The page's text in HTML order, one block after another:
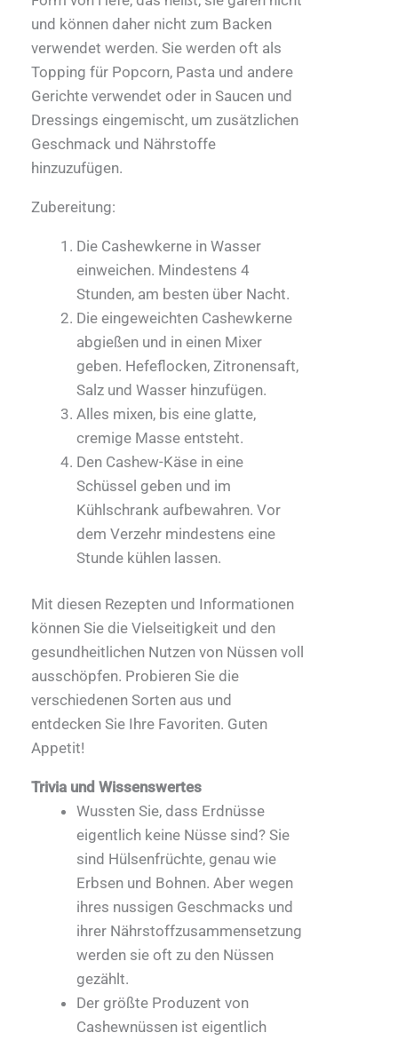
und können daher nicht zum Backen
verwendet werden. Sie werden oft als
Topping für Popcorn, Pasta und andere
Gerichte verwendet oder in Saucen und
Dressings eingemischt, um zusätzlichen
Geschmack und Nährstoffe
hinzuzufügen.
Zubereitung:
Die Cashewkerne in Wasser
einweichen. Mindestens 4
Stunden, am besten über Nacht.
Die eingeweichten Cashewkerne
abgießen und in einen Mixer
geben. Hefeflocken, Zitronensaft,
Salz und Wasser hinzufügen.
Alles mixen, bis eine glatte,
cremige Masse entsteht.
Den Cashew-Käse in eine
Schüssel geben und im
Kühlschrank aufbewahren. Vor
dem Verzehr mindestens eine
Stunde kühlen lassen.
Mit diesen Rezepten und Informationen
können Sie die Vielseitigkeit und den
gesundheitlichen Nutzen von Nüssen voll
ausschöpfen. Probieren Sie die
verschiedenen Sorten aus und
entdecken Sie Ihre Favoriten. Guten
Appetit!
Trivia und Wissenswertes
Wussten Sie, dass Erdnüsse
eigentlich keine Nüsse sind? Sie
sind Hülsenfrüchte, genau wie
Erbsen und Bohnen. Aber wegen
ihres nussigen Geschmacks und
ihrer Nährstoffzusammensetzung
werden sie oft zu den Nüssen
gezählt.
Der größte Produzent von
Cashewnüssen ist eigentlich